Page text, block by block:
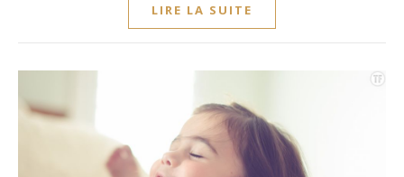
LIRE LA SUITE